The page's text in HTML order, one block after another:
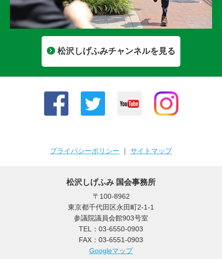
松沢しげふみチャンネルを見る
プライバシーポリシー ｜ サイトマップ
松沢しげふみ 国会事務所
〒100-8962
東京都千代田区永田町2-1-1
参議院議員会館903号室
TEL：03-6550-0903
FAX：03-6551-0903
Googleマップ